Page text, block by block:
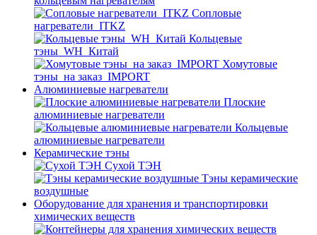
Cопловые
нагреватели_ITKZ
Кольцевые
тэны_WH_Китай
Хомутовые
тэны_на заказ_IMPORT
Алюминиевые нагреватели
Плоские
алюминиевые нагреватели
Кольцевые
алюминиевые нагреватели
Керамические тэны
Сухой ТЭН
Тэны керамические
воздушные
Оборудование для хранения и транспортировки
химических веществ